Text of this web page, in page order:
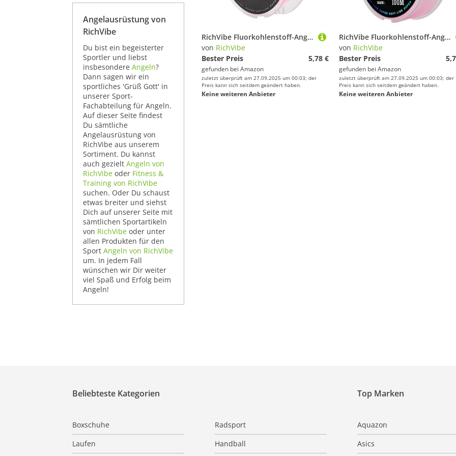
Angelausrüstung von
RichVibe
Du bist ein begeisterter
Sportler und liebst
insbesondere Angeln?
Dann sagen wir ein
sportliches 'Grüß Gott' in
unserer Sport-
Fachabteilung für Angeln.
Auf dieser Seite findest
Du sämtliche
Angelausrüstung von
RichVibe aus unserem
Sortiment. Du kannst
auch gezielt Angeln von
RichVibe oder Fitness &
Training von RichVibe
suchen. Oder Du schaust
etwas breiter und siehst
Dich auf unserer Seite mit
sämtlichen Sportartikeln
von RichVibe oder unter
allen Produkten für den
Sport Angeln von RichVibe
um. In jedem Fall
wünschen wir Dir weiter
viel Spaß und Erfolg beim
Angeln!
RichVibe Fluorkohlenstoff-Angelschnur mit Kohlefaser-Vorfach, weiche, transparente Schnur bietet verbesserte Festigkeit und reibungslose Handhabung, für alle Angeltechniken (2 - 0,23 mm - 4,3 kg, Rosa
von RichVibe
Bester Preis
5,78 €
gefunden bei Amazon
zuletzt überprüft am 27.09.2025 um 00:03; der
Preis kann sich seitdem geändert haben.
Keine weiteren Anbieter
RichVibe Fluorkohlenstoff-Angelschnur mit Kohlefaser-Vorfach, weiche, transparente Schnur bietet verbesserte Festigkeit und reibungslose Handhabung, für alle Angeltechniken (2,5–0,26 mm – 5,4 kg, Rosa
von RichVibe
Bester Preis
gefunden bei Amazon
zuletzt überprüft am 27.09.2025 um 00:03; der
Preis kann sich seitdem geändert haben.
Keine weiteren Anbieter
Beliebteste Kategorien
Boxschuhe
Radsport
Laufen
Handball
Top Marken
Aquazon
Asics